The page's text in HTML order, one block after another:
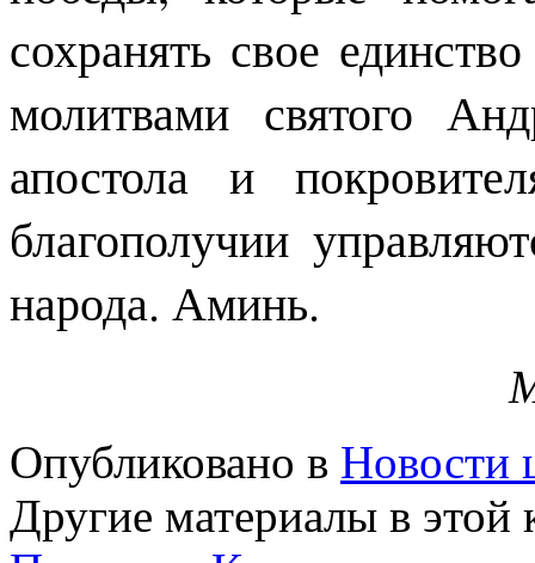
сохранять свое
молитвами святого
апостола и
благополучии
народа. Аминь.
Опубликовано в Новости
Другие материалы в этой